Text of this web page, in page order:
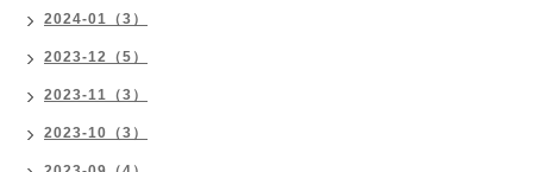
2024-01（3）
2023-12（5）
2023-11（3）
2023-10（3）